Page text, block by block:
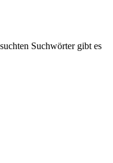
Suchwörter gibt es